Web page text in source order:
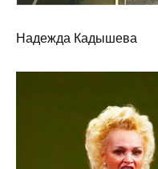
Надежда Кадышева